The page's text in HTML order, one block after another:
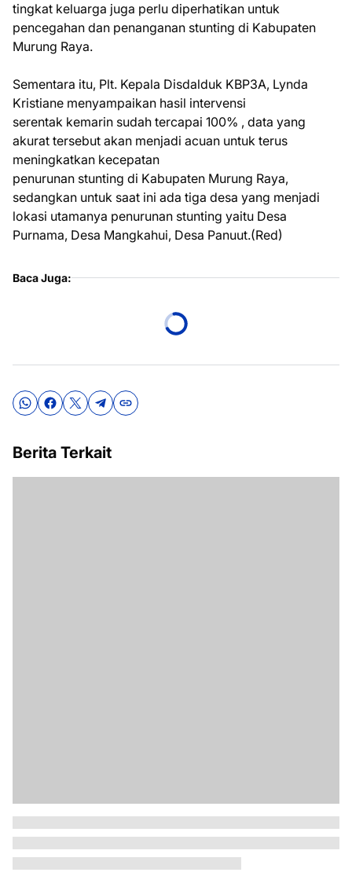
tingkat keluarga juga perlu diperhatikan untuk
pencegahan dan penanganan stunting di Kabupaten
Murung Raya.
Sementara itu, Plt. Kepala Disdalduk KBP3A, Lynda
Kristiane menyampaikan hasil intervensi
serentak kemarin sudah tercapai 100% , data yang
akurat tersebut akan menjadi acuan untuk terus
meningkatkan kecepatan
penurunan stunting di Kabupaten Murung Raya,
sedangkan untuk saat ini ada tiga desa yang menjadi
lokasi utamanya penurunan stunting yaitu Desa
Purnama, Desa Mangkahui, Desa Panuut.(Red)
Baca Juga:
Berita Terkait